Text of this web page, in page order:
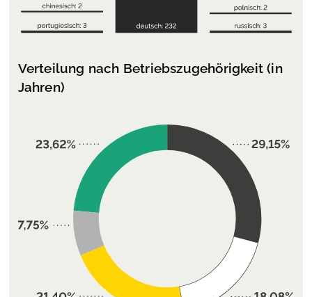
Verteilung nach Betriebszugehörigkeit (in
Jahren)